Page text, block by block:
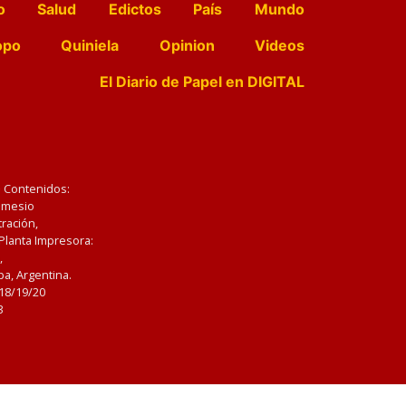
Salud Edictos País
Mundo
Quiniela Opinion
Videos
El Diario de Papel en DIGITAL
Impresora:
Argentina.
19/20